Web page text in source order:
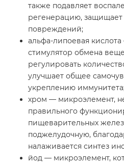
также подавляет
регенерацию, защищает
повреждений;
альфа-липоевая
стимулятор обмена
регулировать
улучшает общее
укреплению
хром — микроэлемент,
правильного
пищеварительных
поджелудочную,
налаживается синтез
йод — микроэлемент,